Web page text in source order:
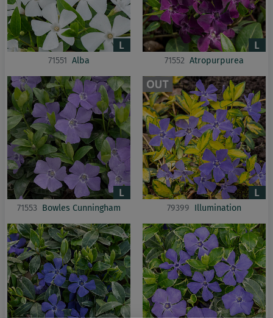
71551 Alba 71552 Atropurpurea
71553 Bowles Cunningham 79399 Illumination